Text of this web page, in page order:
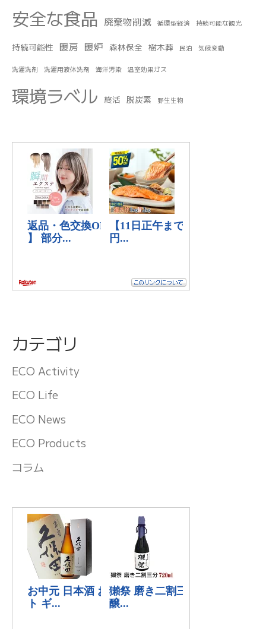
安全な食品 廃棄物削減 循環型経済 持続可能な観光
持続可能性 暖房 暖炉 森林保全 樹木葬 民泊 気候変動
洗濯洗剤 洗濯用液体洗剤 海洋汚染 温室効果ガス
環境ラベル 終活 脱炭素 野生生物
カテゴリ
ECO Activity
ECO Life
ECO News
ECO Products
コラム